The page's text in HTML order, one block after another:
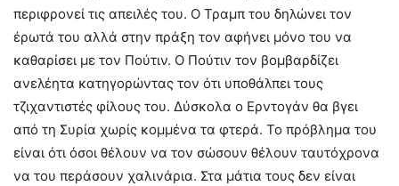
περιφρονεί τις απειλές του. Ο Τραμπ του δηλώνει τον
έρωτά του αλλά στην πράξη τον αφήνει μόνο του να
καθαρίσει με τον Πούτιν. Ο Πούτιν τον βομβαρδίζει
ανελέητα κατηγορώντας τον ότι υποθάλπει τους
τζιχαντιστές φίλους του. Δύσκολα ο Ερντογάν θα βγει
από τη Συρία χωρίς κομμένα τα φτερά. Το πρόβλημα του
είναι ότι όσοι θέλουν να τον σώσουν θέλουν ταυτόχρονα
να του περάσουν χαλινάρια. Στα μάτια τους δεν είναι